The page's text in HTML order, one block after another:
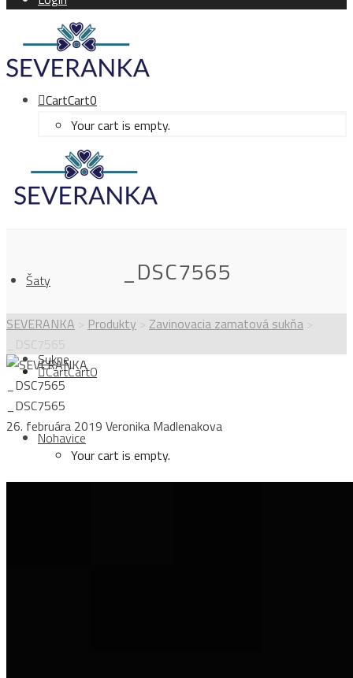
CartCart0
Your cart is empty.
Šaty
Sukne
Nohavice
CartCart0
Your cart is empty.
_DSC7565
SEVERANKA Produkty Zavinovacia zamatová sukňa
_DSC7565
_DSC7565
_DSC7565
26. februára 2019 Veronika Madlenakova